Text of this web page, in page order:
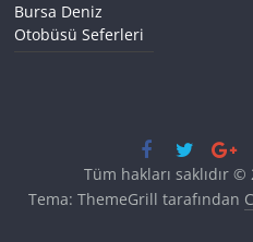
Bursa Deniz
Otobüsü Seferleri
Tüm hakları saklıdır ©
Tema: ThemeGrill tarafından